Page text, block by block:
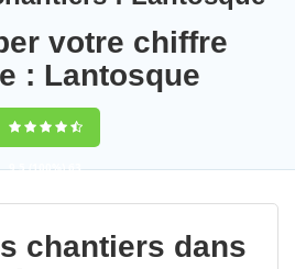
votre chiffre
: Lantosque
9,5(100%)63
votes
chantiers dans